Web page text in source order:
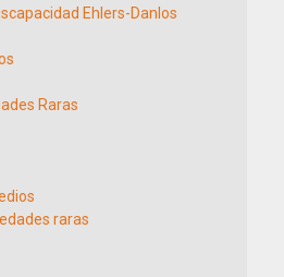
Ehlers-Danlos
Raras
raras